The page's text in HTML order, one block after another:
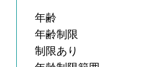
年齢
年齢制限
制限あり